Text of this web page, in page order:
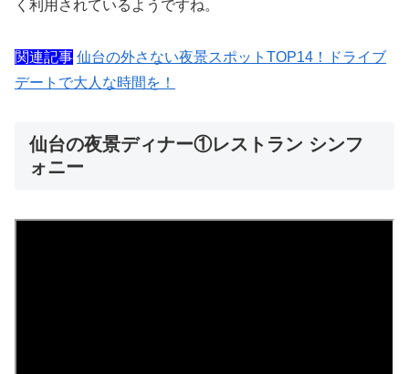
く利用されているようですね。
関連記事 仙台の外さない夜景スポットTOP14！ドライブ
デートで大人な時間を！
仙台の夜景ディナー①レストラン シンフ
ォニー